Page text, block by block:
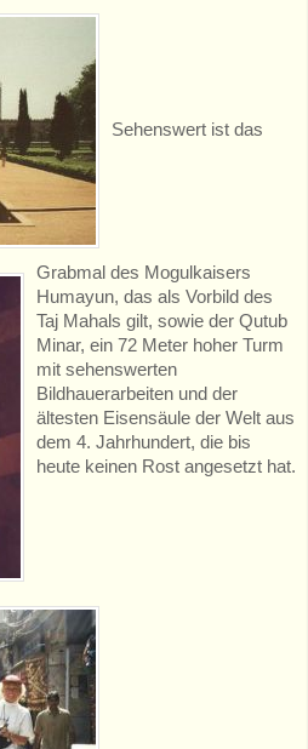
Sehenswert ist das
Grabmal des Mogulkaisers
Humayun, das als Vorbild des
Taj Mahals gilt, sowie der Qutub
Minar, ein 72 Meter hoher Turm
mit sehenswerten
Bildhauerarbeiten und der
ältesten Eisensäule der Welt aus
dem 4. Jahrhundert, die bis
heute keinen Rost angesetzt hat.